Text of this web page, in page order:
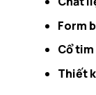
Form
Cổ
Thiết